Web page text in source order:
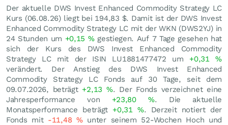
Der aktuelle DWS Invest Enhanced Commodity Strategy LC
Kurs (06.08.26) liegt bei 194,83 $. Damit ist der DWS Invest
Enhanced Commodity Strategy LC mit der WKN (DWS2YJ) in
24 Stunden um +0,15 %gestiegen. Auf 7 Tage gesehen hat
sich der Kurs des DWS Invest Enhanced Commodity
Strategy LC mit der ISIN LU1881477472 um +0,31%
verändert. Der Anstieg des DWS Invest Enhanced
Commodity Strategy LC Fonds auf 30 Tage, seit dem
09.07.2026, beträgt +2,13 %. Der Fonds verzeichnet eine
Jahresperformance von +23,80%. Die aktuelle
Monatsperformance beträgt +0,31 %. Derzeit notiert der
Fonds mit -11,48 %unter seinem 52-Wochen Hoch und